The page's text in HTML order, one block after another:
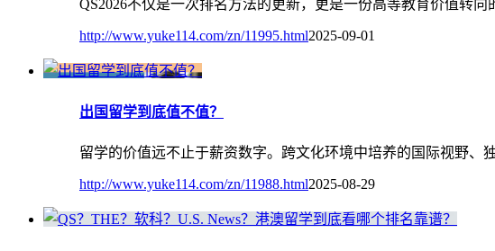
QS2026不仅是一次排名方法的更新，更是一份高等教育价值转
http://www.yuke114.com/zn/11995.html2025-09-01
出国留学到底值不值？
留学的价值远不止于薪资数字。跨文化环境中培养的国际视野、
http://www.yuke114.com/zn/11988.html2025-08-29